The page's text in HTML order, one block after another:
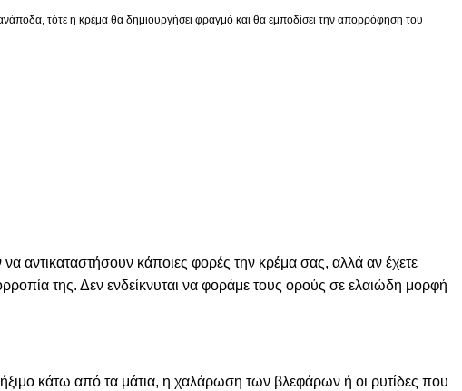
τότε η κρέμα θα δημιουργήσει φραγμό και θα εμποδίσει την απορρόφηση του
αντικαταστήσουν κάποιες φορές την κρέμα σας, αλλά αν έχετε
της. Δεν ενδείκνυται να φοράμε τους ορούς σε ελαιώδη μορφή
κάτω από τα μάτια, η χαλάρωση των βλεφάρων ή οι ρυτίδες που